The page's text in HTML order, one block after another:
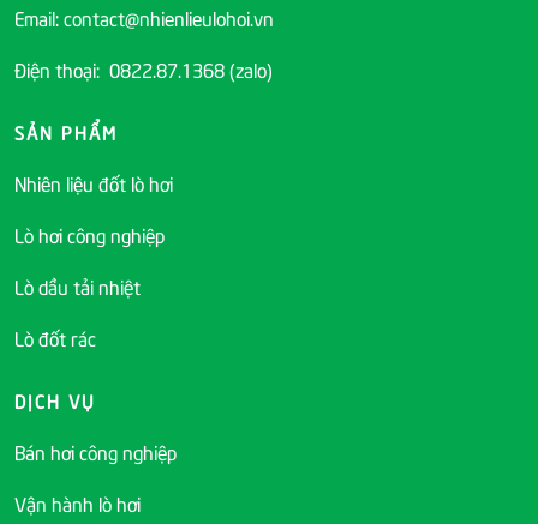
Email: contact@nhienlieulohoi.vn
Điện thoại: 0822.87.1368 (zalo)
SẢN PHẨM
Nhiên liệu đốt lò hơi
Lò hơi công nghiệp
Lò dầu tải nhiệt
Lò đốt rác
DỊCH VỤ
Bán hơi công nghiệp
Vận hành lò hơi